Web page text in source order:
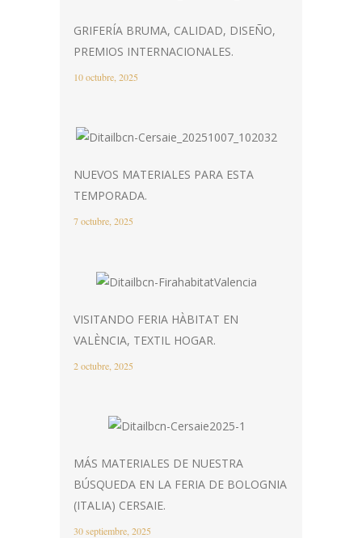
GRIFERÍA BRUMA, CALIDAD, DISEÑO,
PREMIOS INTERNACIONALES.
10 octubre, 2025
NUEVOS MATERIALES PARA ESTA
TEMPORADA.
7 octubre, 2025
VISITANDO FERIA HÀBITAT EN
VALÈNCIA, TEXTIL HOGAR.
2 octubre, 2025
MÁS MATERIALES DE NUESTRA
BÚSQUEDA EN LA FERIA DE BOLOGNIA
(ITALIA) CERSAIE.
30 septiembre, 2025